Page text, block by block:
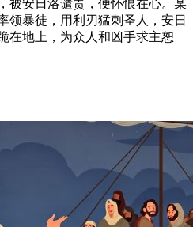
被安日洛谴责，便怀恨在心。某
领暴徒，用利刃猛刺圣人，安日
在地上，为众人和凶手求主恕